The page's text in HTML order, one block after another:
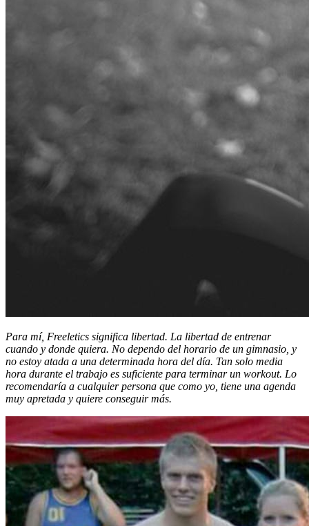
Para mí, Freeletics significa libertad. La libertad de entrenar
cuando y donde quiera. No dependo del horario de un gimnasio, y
no estoy atada a una determinada hora del día. Tan solo media
hora durante el trabajo es suficiente para terminar un workout. Lo
recomendaría a cualquier persona que como yo, tiene una agenda
muy apretada y quiere conseguir más.